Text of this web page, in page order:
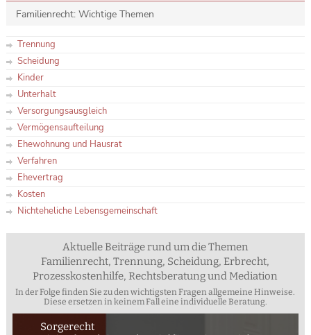
Familienrecht: Wichtige Themen
Trennung
Scheidung
Kinder
Unterhalt
Versorgungsausgleich
Vermögensaufteilung
Ehewohnung und Hausrat
Verfahren
Ehevertrag
Kosten
Nichteheliche Lebensgemeinschaft
Aktuelle Beiträge rund um die Themen
Familienrecht, Trennung, Scheidung, Erbrecht,
Prozesskostenhilfe, Rechtsberatung und Mediation
In der Folge finden Sie zu den wichtigsten Fragen allgemeine Hinweise.
Diese ersetzen in keinem Fall eine individuelle Beratung.
Sorgerecht